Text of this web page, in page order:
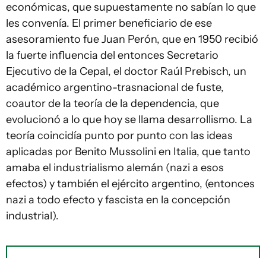
económicas, que supuestamente no sabían lo que
les convenía. El primer beneficiario de ese
asesoramiento fue Juan Perón, que en 1950 recibió
la fuerte influencia del entonces Secretario
Ejecutivo de la Cepal, el doctor Raúl Prebisch, un
académico argentino-trasnacional de fuste,
coautor de la teoría de la dependencia, que
evolucionó a lo que hoy se llama desarrollismo. La
teoría coincidía punto por punto con las ideas
aplicadas por Benito Mussolini en Italia, que tanto
amaba el industrialismo alemán (nazi a esos
efectos) y también el ejército argentino, (entonces
nazi a todo efecto y fascista en la concepción
industrial).